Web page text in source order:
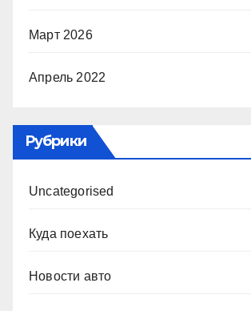
Март 2026
Апрель 2022
Рубрики
Uncategorised
Куда поехать
Новости авто